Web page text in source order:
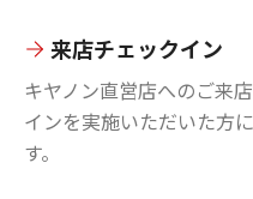
来店チェックイン
キヤノン直営店へのご来
インを実施いただいた方
す。